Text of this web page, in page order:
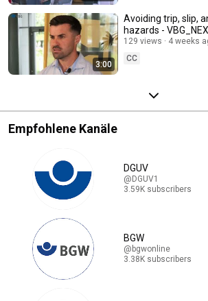
3:00
Avoiding trip, slip,
hazards -
Prevention Award
129 views
4 weeks
CC
Empfohlene Kanäle
DGUV
@DGUV1
3.59K subscribers
BGW
@bgwonline
3.38K subscribers